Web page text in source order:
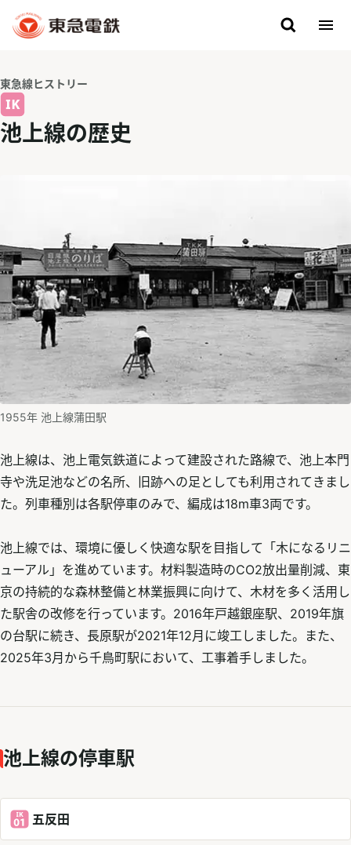
東急線ヒストリー
池上線の歴史
1955年 池上線蒲田駅
池上線は、池上電気鉄道によって建設された路線で、池上本門
寺や洗足池などの名所、旧跡への足としても利用されてきまし
た。列車種別は各駅停車のみで、編成は18m車3両です。
池上線では、環境に優しく快適な駅を目指して「木になるリニ
ューアル」を進めています。材料製造時のCO2放出量削減、東
京の持続的な森林整備と林業振興に向けて、木材を多く活用し
た駅舎の改修を行っています。2016年戸越銀座駅、2019年旗
の台駅に続き、長原駅が2021年12月に竣工しました。また、
2025年3月から千鳥町駅において、工事着手しました。
池上線の停車駅
五反田